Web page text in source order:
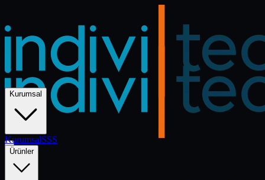
Kurumsal
KurumsalSSS
Ürünler